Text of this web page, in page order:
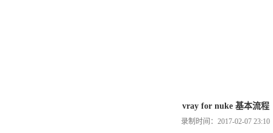
vray for nuke 基本流程
录制时间：2017-02-07 23:10